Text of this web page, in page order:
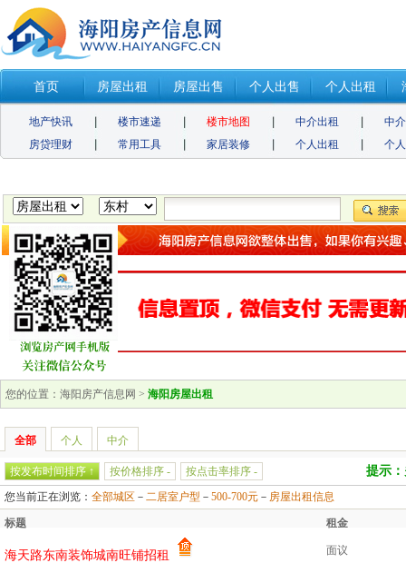
首页 房屋出租 房屋出售 个人出售 个人出租
地产快讯 楼市速递 楼市地图 中介出租
中
房贷理财
常用工具 家居装修 个人出租 个
您的位置： 海阳房产信息网 > 海阳房屋出租
全部 个人 中介
按发布时间排序 ↑ 按价格排序 - 按点击率排序 - 提示
您当前正在浏览： 全部城区 － 二居室户型 － 500-700元 － 房屋出租信息
标题 租金
海天路东南装饰城南旺铺招租 面议